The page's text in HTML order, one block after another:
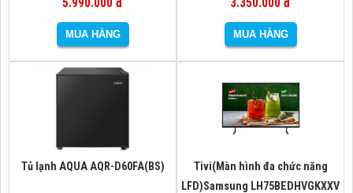
5.990.000 đ 3.350.000 đ
Tủ lạnh AQUA AQR-D60FA(BS)
Tivi(Màn hình đa chức năng
LFD)Samsung LH75BEDHVGKXXV